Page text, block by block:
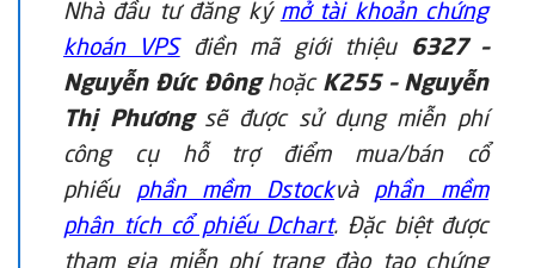
Nhà đầu tư đăng ký mở tài khoản chứng
khoán VPS điền mã giới thiệu
6327 –
Nguyễn Đức ĐônghoặcK255 – Nguyễn
Thị Phươngsẽ được sử dụng miễn phí
công cụ hỗ trợ điểm mua/bán cổ
phiếu phần mềm Dstockvà phần mềm
phân tích cổ phiếu Dchart. Đặc biệt được